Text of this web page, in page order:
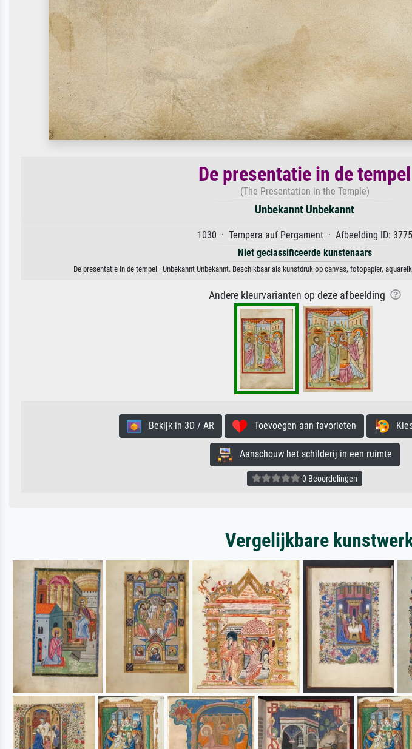
De presentatie in de tempel
(The Presentation in the Temple)
Unbekannt Unbekannt
1030 · Tempera auf Pergament · Afbeelding ID: 3775
Niet geclassificeerde kunstenaars
De presentatie in de tempel · Unbekannt Unbekannt. Beschikbaar als kunstdruk op canvas, fotopapier,
Andere kleurvarianten op deze afbeelding
Bekijk in 3D / AR Toevoegen aan favorieten
Aanschouw het schilderij in een ruimte
0 Beoordelingen
Vergelijkbare